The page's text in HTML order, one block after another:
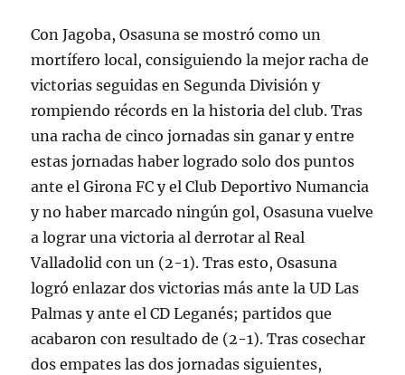
Con Jagoba, Osasuna se mostró como un
mortífero local, consiguiendo la mejor racha de
victorias seguidas en Segunda División y
rompiendo récords en la historia del club. Tras
una racha de cinco jornadas sin ganar y entre
estas jornadas haber logrado solo dos puntos
ante el Girona FC y el Club Deportivo Numancia
y no haber marcado ningún gol, Osasuna vuelve
a lograr una victoria al derrotar al Real
Valladolid con un (2-1). Tras esto, Osasuna
logró enlazar dos victorias más ante la UD Las
Palmas y ante el CD Leganés; partidos que
acabaron con resultado de (2-1). Tras cosechar
dos empates las dos jornadas siguientes,